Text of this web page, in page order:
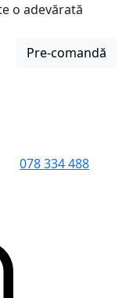
o adevărată
Pre-comandă
078 334 488